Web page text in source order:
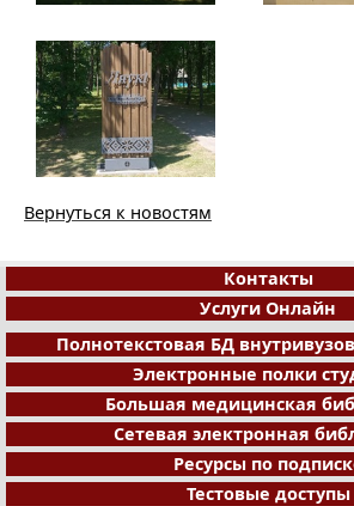
Вернуться к новостям
Контакты
Услуги Онлайн
Полнотекстовая БД
Электронные полки
Большая медицинская
Сетевая электронная
Ресурсы по
Тестовые доступы